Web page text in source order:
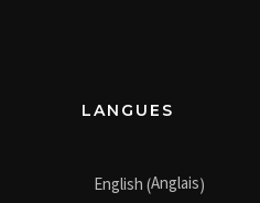
LANGUES
English (Anglais)